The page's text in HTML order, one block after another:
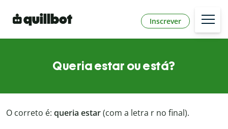
Inscrever
Queria estar ou está?
O correto é: queria estar(com a letra r no final).